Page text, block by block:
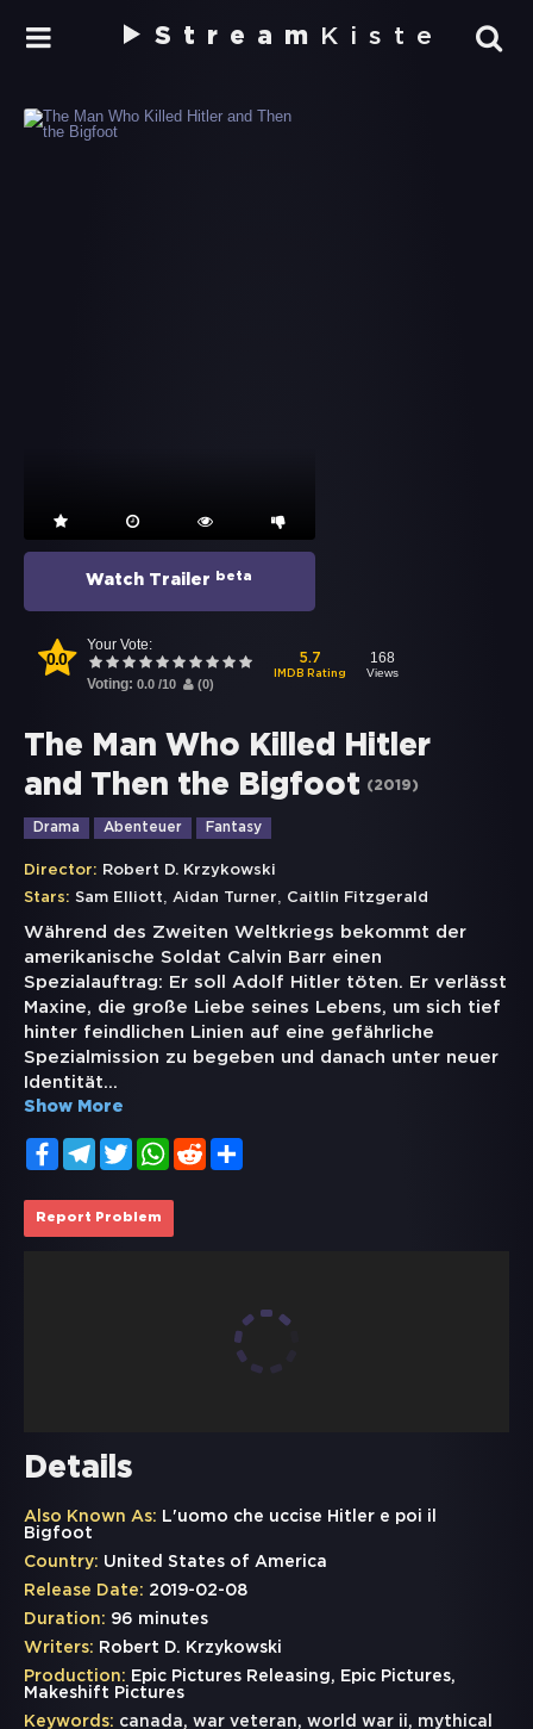
Stream Kiste
Watch Trailer beta
0.0
Your Vote:
Voting: 0.0 /10 (0)
5.7
IMDB Rating
168
Views
The Man Who Killed Hitler
and Then the Bigfoot
(2019)
Drama Abenteuer Fantasy
Director: Robert D. Krzykowski
Stars: Sam Elliott, Aidan Turner, Caitlin Fitzgerald
Während des Zweiten Weltkriegs bekommt der
amerikanische Soldat Calvin Barr einen
Spezialauftrag: Er soll Adolf Hitler töten. Er verlässt
Maxine, die große Liebe seines Lebens, um sich tief
hinter feindlichen Linien auf eine gefährliche
Spezialmission zu begeben und danach unter neuer
Identität...
Show More
FacebookTelegramTwitterWhatsApp
Reddit
Report Problem
Details
Also Known As: L'uomo che uccise Hitler e poi il
Bigfoot
Country: United States of America
Release Date: 2019-02-08
Duration: 96 minutes
Writers: Robert D. Krzykowski
Production: Epic Pictures Releasing, Epic Pictures,
Makeshift Pictures
Keywords: canada, war veteran, world war ii , mythical